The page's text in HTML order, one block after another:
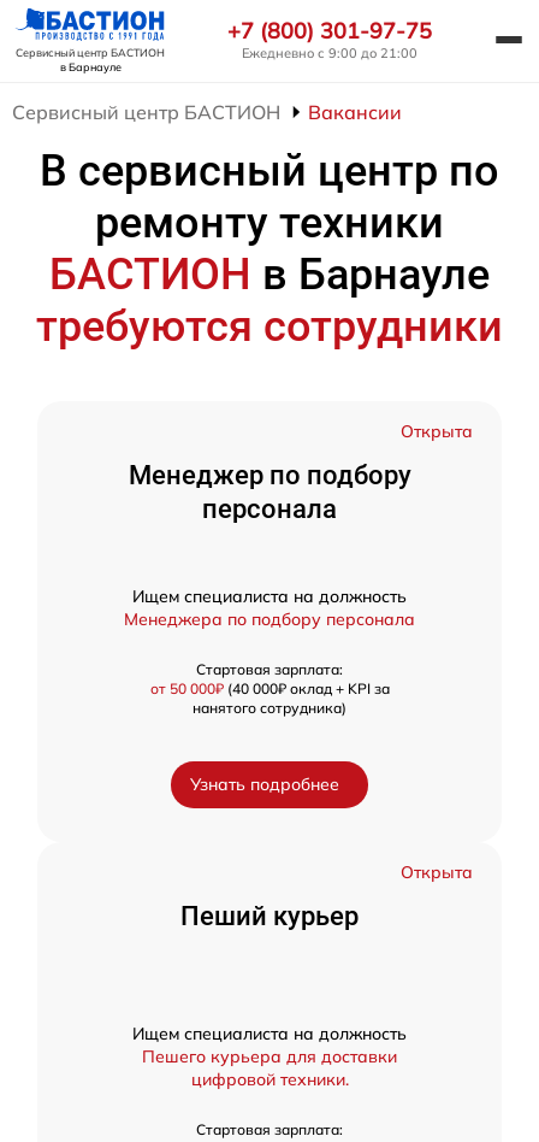
Сервисный центр БАСТИОН
в Барнауле
+7 (800) 301-97-75
Ежедневно с 9:00 до 21:00
Сервисный центр БАСТИОН Вакансии
В сервисный центр по
ремонту техники
БАСТИОН в Барнауле
требуются сотрудники
Открыта
Менеджер по подбору
персонала
Ищем специалиста на должность
Менеджера по подбору персонала
Стартовая зарплата:
от 50 000₽(40 000₽ оклад + KPI за
нанятого сотрудника)
Узнать подробнее
Открыта
Пеший курьер
Ищем специалиста на должность
Пешего курьера для доставки
цифровой техники.
Стартовая зарплата: